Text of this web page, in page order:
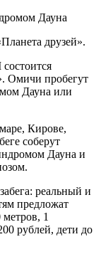
друзей».
Омичи пробегут
Дауна или
Кирове,
соберут
Дауна и
реальный и
предложат
1
рублей, дети до